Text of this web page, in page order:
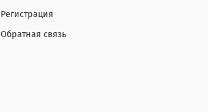
Регистрация
Обратная связь